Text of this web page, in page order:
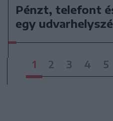
Pénzt, telefont
egy
1 2 3 4 5